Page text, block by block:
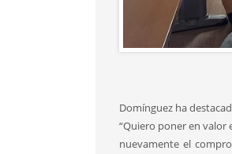
Domínguez ha
“Quiero poner en valor
nuevamente el